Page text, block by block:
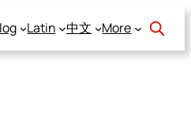
Latin 中文 More